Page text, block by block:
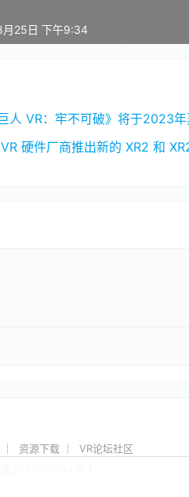
月25日 下午9:34
人 VR：牢不可破》将于2023
硬件厂商推出新的 XR2 和
资源下载
VR论坛社区